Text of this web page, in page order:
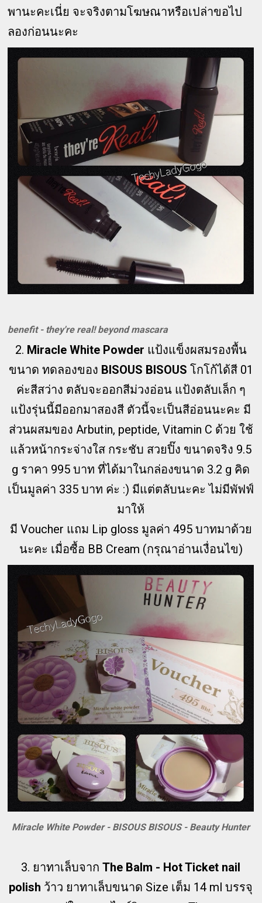
พานะคะเนี่ย จะจริงตามโฆษณาหรือเปล่าขอไป
ลองก่อนนะคะ
benefit - they're real! beyond mascara
2. Miracle White Powder แป้งแข็งผสมรองพื้น
ขนาด ทดลองของ BISOUS BISOUS โกโก้ได้สี 01
ค่ะสีสว่าง ตลับจะออกสีม่วงอ่อน แป้งตลับเล็ก ๆ
แป้งรุ่นนี้มีออกมาสองสี ตัวนี้จะเป็นสีอ่อนนะคะ มี
ส่วนผสมของ Arbutin, peptide, Vitamin C ด้วย ใช้
แล้วหน้ากระจ่างใส กระชับ สวยปิ๊ง ขนาดจริง 9.5
g ราคา 995 บาท ที่ได้มาในกล่องขนาด 3.2 g คิด
เป็นมูลค่า 335 บาท ค่ะ :) มีแต่ตลับนะคะ ไม่มีพัฟฟ์
มาให้
มี Voucher แถม Lip gloss มูลค่า 495 บาทมาด้วย
นะคะ เมื่อซื้อ BB Cream (กรุณาอ่านเงื่อนไข)
Miracle White Powder - BISOUS BISOUS - Beauty Hunter
3. ยาทาเล็บจากThe Balm - Hot Ticket nail
polish ว้าว ยาทาเล็บขนาด Size เต็ม 14 ml บรรจุ